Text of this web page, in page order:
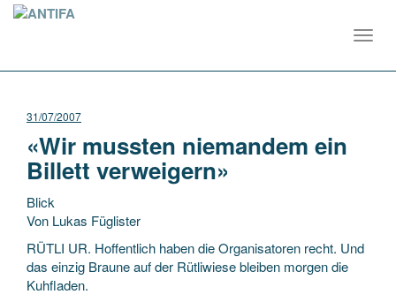
31/07/2007
«Wir mussten niemandem ein
Billett verweigern»
Blick
Von Lukas Füglister
RÜTLI UR. Hoffentlich haben die Organisatoren recht. Und
das einzig Braune auf der Rütliwiese bleiben morgen die
Kuhfladen.